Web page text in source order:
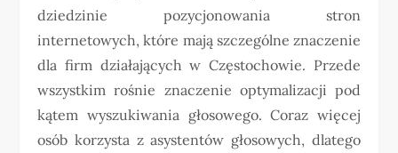
dziedzinie pozycjonowania stron
internetowych, które mają szczególne znaczenie
dla firm działających w Częstochowie. Przede
wszystkim rośnie znaczenie optymalizacji pod
kątem wyszukiwania głosowego. Coraz więcej
osób korzysta z asystentów głosowych, dlatego